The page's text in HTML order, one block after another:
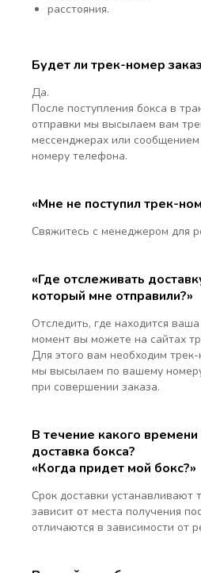
расстояния.
Будет ли трек-номер
Да.
После поступления бокса в
отправки мы высылаем вам
мессенджерах или
номеру телефона.
«Мне не поступил трек-
Свяжитесь с менеджером для
«Где отслеживать
который мне отправили?»
Отследить, где находится
момент вы можете на сайтах
Для этого вам необходим
мы высылаем по вашему
при совершении заказа.
В течение какого
доставка бокса?
«Когда придет мой бокс?»
Срок доставки устанавливают
зависит от места получения
отличаются в зависимости от